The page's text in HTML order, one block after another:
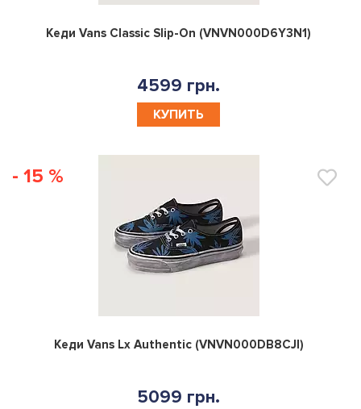
0
Кеди Vans Classic Slip-On (VNVN000D6Y3N1)
4599 грн.
КУПИТЬ
- 15 %
0
Кеди Vans Lx Authentic (VNVN000DB8CJI)
5099 грн.